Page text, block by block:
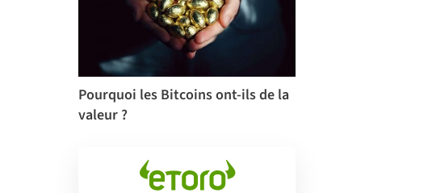
Pourquoi les Bitcoins ont-ils de la
valeur ?